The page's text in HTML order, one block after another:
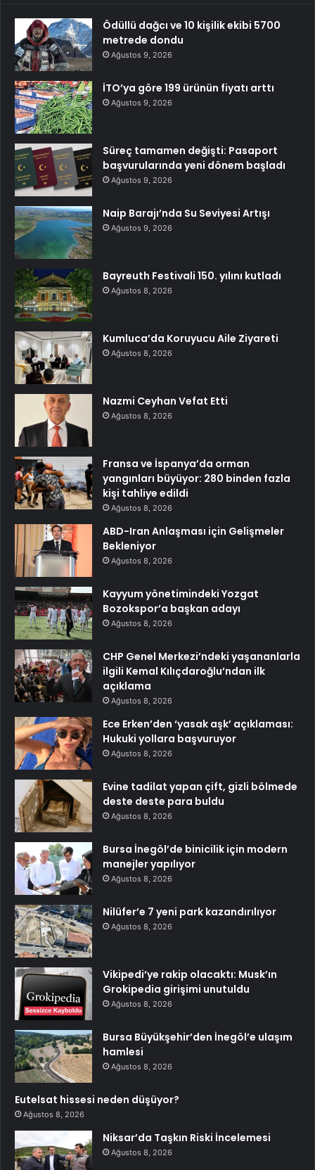
Ödüllü dağcı ve 10 kişilik ekibi 5700
metrede dondu
Ağustos 9, 2026
İTO’ya göre 199 ürünün fiyatı arttı
Ağustos 9, 2026
Süreç tamamen değişti: Pasaport
başvurularında yeni dönem başladı
Ağustos 9, 2026
Naip Barajı’nda Su Seviyesi Artışı
Ağustos 9, 2026
Bayreuth Festivali 150. yılını kutladı
Ağustos 8, 2026
Kumluca’da Koruyucu Aile Ziyareti
Ağustos 8, 2026
Nazmi Ceyhan Vefat Etti
Ağustos 8, 2026
Fransa ve İspanya’da orman
yangınları büyüyor: 280 binden fazla
kişi tahliye edildi
Ağustos 8, 2026
ABD-Iran Anlaşması için Gelişmeler
Bekleniyor
Ağustos 8, 2026
Kayyum yönetimindeki Yozgat
Bozokspor’a başkan adayı
Ağustos 8, 2026
CHP Genel Merkezi’ndeki yaşananlarla
ilgili Kemal Kılıçdaroğlu’ndan ilk
açıklama
Ağustos 8, 2026
Ece Erken’den ‘yasak aşk’ açıklaması:
Hukuki yollara başvuruyor
Ağustos 8, 2026
Evine tadilat yapan çift, gizli bölmede
deste deste para buldu
Ağustos 8, 2026
Bursa İnegöl’de binicilik için modern
manejler yapılıyor
Ağustos 8, 2026
Nilüfer’e 7 yeni park kazandırılıyor
Ağustos 8, 2026
Vikipedi’ye rakip olacaktı: Musk’ın
Grokipedia girişimi unutuldu
Ağustos 8, 2026
Bursa Büyükşehir’den İnegöl’e ulaşım
hamlesi
Ağustos 8, 2026
Eutelsat hissesi neden düşüyor?
Ağustos 8, 2026
Niksar’da Taşkın Riski İncelemesi
Ağustos 8, 2026